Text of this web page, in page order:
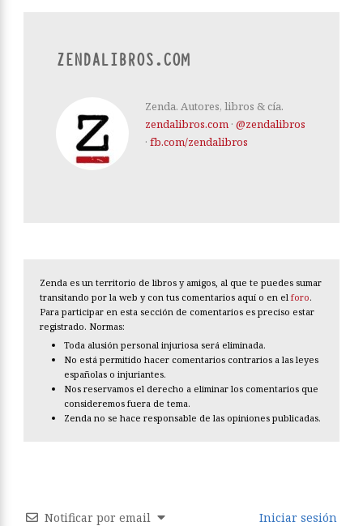
ZENDALIBROS.COM
Zenda. Autores, libros & cía.
zendalibros.com · @zendalibros
· fb.com/zendalibros
Zenda es un territorio de libros y amigos, al que te puedes sumar
transitando por la web y con tus comentarios aquí o en el foro.
Para participar en esta sección de comentarios es preciso estar
registrado. Normas:
Toda alusión personal injuriosa será eliminada.
No está permitido hacer comentarios contrarios a las leyes
españolas o injuriantes.
Nos reservamos el derecho a eliminar los comentarios que
consideremos fuera de tema.
Zenda no se hace responsable de las opiniones publicadas.
Notificar por email Iniciar sesión